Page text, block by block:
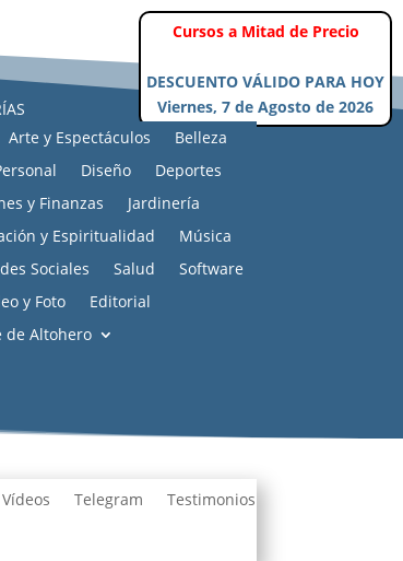
Arte y Espectáculos
Belleza
Diseño
Deportes
y Finanzas
Jardinería
y Espiritualidad
Música
Sociales Salud
Software
y Foto
Editorial
de Altohero
Vídeos Telegram
Testimonios
Cursos a Mitad de Precio
DESCUENTO VÁLIDO PARA HOY
Viernes, 7 de Agosto de 2026